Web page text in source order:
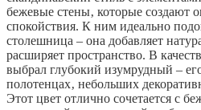
бежевые стены‚ которые создают
спокойствия. К ним идеально
столешница – она добавляет
расширяет пространство. В
выбрал глубокий изумрудный –
полотенцах‚ небольших
Этот цвет отлично сочетается с